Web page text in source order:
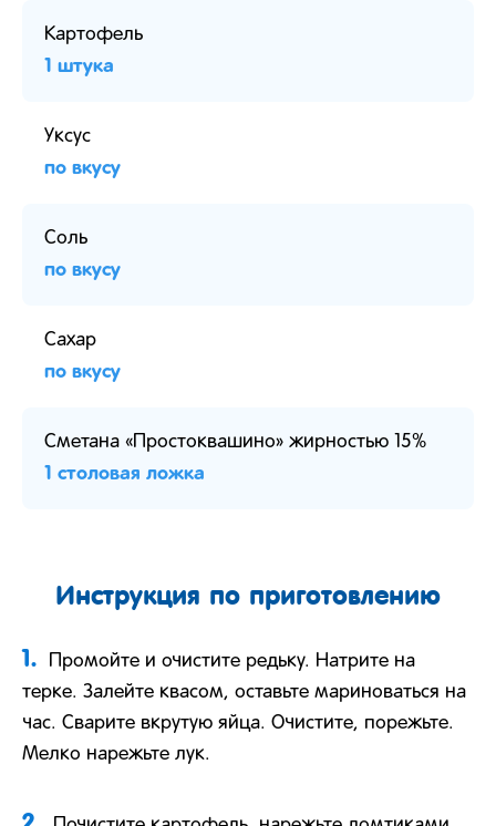
Картофель
1 штука
Уксус
по вкусу
Соль
по вкусу
Сахар
по вкусу
Сметана «Простоквашино» жирностью 15%
1 столовая ложка
Инструкция по приготовлению
1.
Промойте и очистите редьку. Натрите на
терке. Залейте квасом, оставьте мариноваться на
час. Сварите вкрутую яйца. Очистите, порежьте.
Мелко нарежьте лук.